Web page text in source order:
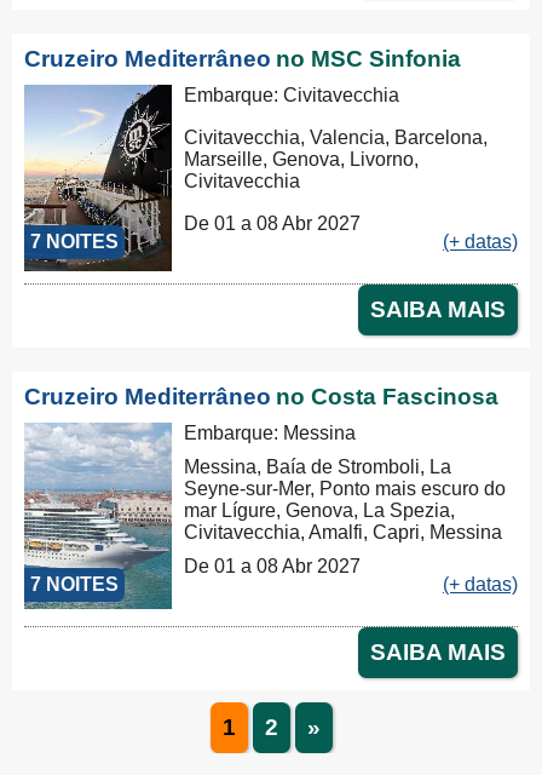
Cruzeiro Mediterrâneo no MSC Sinfonia
7 NOITES
Embarque: Civitavecchia
Civitavecchia, Valencia, Barcelona,
Marseille, Genova, Livorno,
Civitavecchia
De 01 a 08 Abr 2027
(+ datas)
SAIBA MAIS
Cruzeiro Mediterrâneo no Costa Fascinosa
7 NOITES
Embarque: Messina
Messina, Baía de Stromboli, La
Seyne-sur-Mer, Ponto mais escuro do
mar Lígure, Genova, La Spezia,
Civitavecchia, Amalfi, Capri, Messina
De 01 a 08 Abr 2027
(+ datas)
SAIBA MAIS
1 2 »